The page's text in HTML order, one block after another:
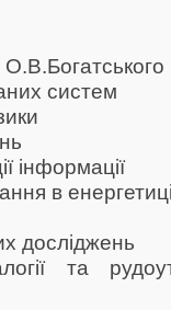
О.В.Богатського
систем
інформації
в
досліджень
та